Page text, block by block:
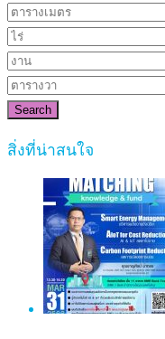
Search
สิ่งที่น่าสนใจ